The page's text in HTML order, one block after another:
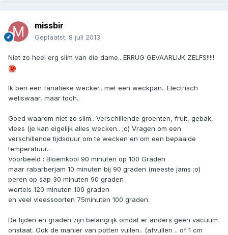
missbir
Geplaatst: 8 juli 2013
Niet zo heel erg slim van die dame.. ERRUG GEVAARLIJK ZELFS!!!!!
Ik ben een fanatieke wecker.. met een weckpan.. Electrisch
weliswaar, maar toch..
Goed waarom niet zo slim.. Verschillende groenten, fruit, gebak,
vlees (je kan eigelijk alles wecken.. ;o) Vragen om een
verschillende tijdsduur om te wecken en om een bepaalde
temperatuur..
Voorbeeld : Bloemkool 90 minuten op 100 Graden
maar rabarberjam 10 minuten bij 90 graden (meeste jams ;o)
peren op sap 30 minuten 90 graden
wortels 120 minuten 100 graden
en veel vleessoorten 75minuten 100 graden.
De tijden en graden zijn belangrijk omdat er anders geen vacuum
onstaat. Ook de manier van potten vullen.. (afvullen .. of 1 cm